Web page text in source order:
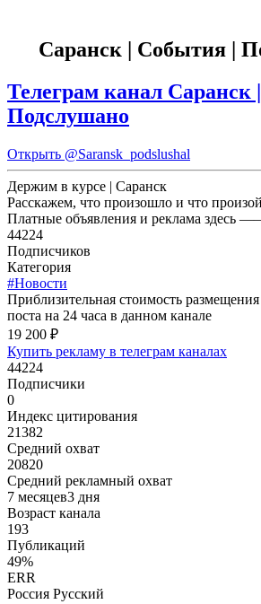
Саранск | События |
Телеграм канал Саранск
Подслушано
Открыть @Saransk_podslushal
Держим в курсе | Саранск
Расскажем, что произошло и что
Платные объявления и реклама здесь
44224
Подписчиков
Категория
#Новости
Приблизительная стоимость
поста на 24 часа в данном канале
19 200 ₽
Купить рекламу в телеграм каналах
44224
Подписчики
0
Индекс цитирования
21382
Средний охват
20820
Средний рекламный охват
7 месяцев3 дня
Возраст канала
193
Публикаций
49%
ERR
Россия Русский